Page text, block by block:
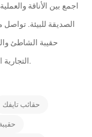
اجمع بين الأناقة
حقيبة الشاطئ
حقائب تايفك